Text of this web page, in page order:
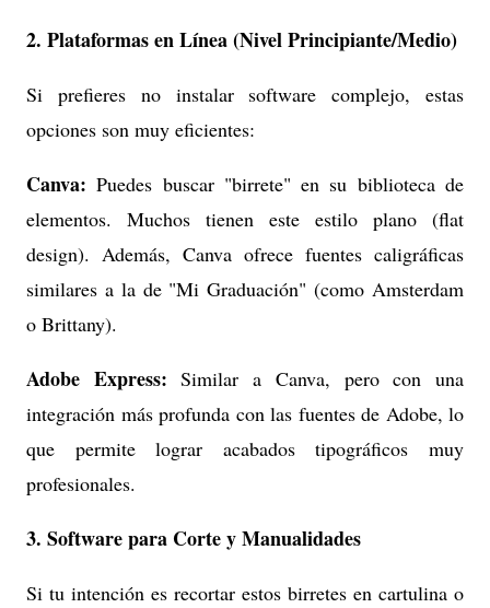
2. Plataformas en Línea (Nivel Principiante/Medio)
Si prefieres no instalar software complejo, estas
opciones son muy eficientes:
Canva: Puedes buscar "birrete" en su biblioteca de
elementos. Muchos tienen este estilo plano (flat
design). Además, Canva ofrece fuentes caligráficas
similares a la de "Mi Graduación" (como Amsterdam
o Brittany).
Adobe Express:Similar a Canva, pero con una
integración más profunda con las fuentes de Adobe, lo
que permite lograr acabados tipográficos muy
profesionales.
3. Software para Corte y Manualidades
Si tu intención es recortar estos birretes en cartulina o